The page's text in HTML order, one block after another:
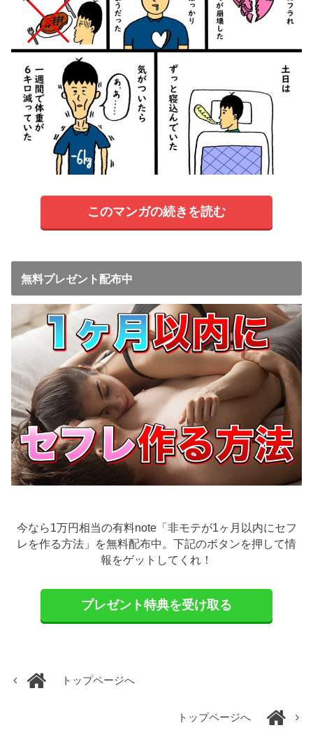
このマンガの続きを読む
無料プレゼント配布中
今なら1万円相当の有料note「非モテが1ヶ月以内にセフ
レを作る方法」を無料配布中。下記のボタンを押して情
報をゲットしてくれ！
プレゼント特典を受け取る
トップページへ
トップページへ